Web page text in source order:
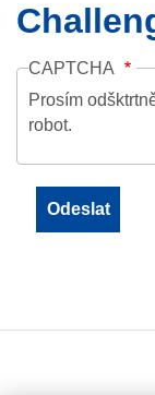
CAPTCHA
Prosím
robot.